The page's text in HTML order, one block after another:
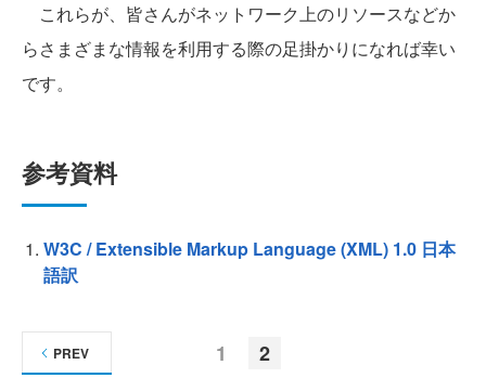
これらが、皆さんがネットワーク上のリソースなどか
らさまざまな情報を利用する際の足掛かりになれば幸い
です。
参考資料
W3C / Extensible Markup Language (XML) 1.0 日本
語訳
1 2
PREV